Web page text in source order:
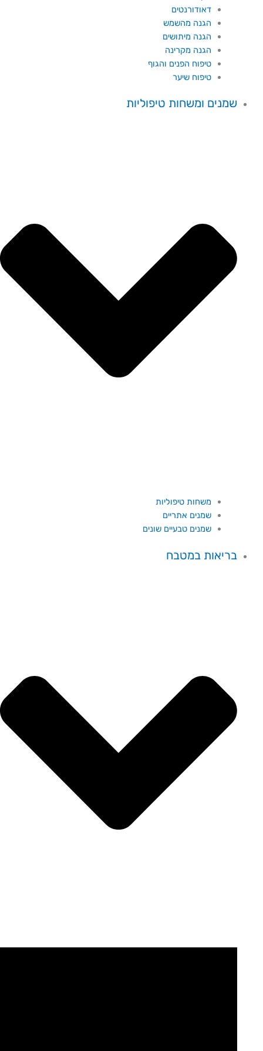
דאודורנטים
הגנה מהשמש
הגנה מיתושים
הגנה מקרינה
טיפוח הפנים והגוף
טיפוח שיער
שמנים ומשחות טיפוליות
משחות טיפוליות
שמנים אתריים
שמנים טבעיים שונים
בריאות במטבח